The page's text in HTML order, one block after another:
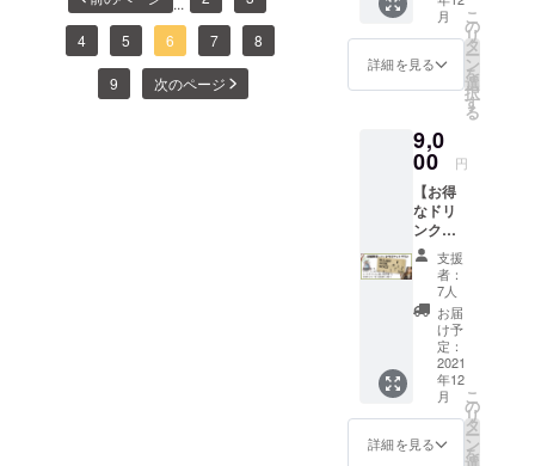
ど。。私も夢があるの
でとても親近感だし、
アウトドア女子なので
4 5 6 7 8
9 次のページ
ただけ
ると嬉
しいで
す！ ※
いたと
きに
メール
を見せ
てもら
えれ
ば、心
ばかり
ですが
サービ
スさせ
ていた
だきま
す。
（商品
価格で
回のた
めにデ
ザイン
したオ
カーを
全種類
と、愛
のこ
もった
お礼の
メール
に加え
て、ア
メリカ
から輸
入した
ヴィン
テージ
のドリ
ンク
コース
ンク
サービ
ス
GARA
MPのプ
プンに
参加で
きる特
別ご招
待プラ
ンで
す。お
ひとり
様まで
同伴可
能で
す！ ご
来店時
には2人
で丁寧
に焙煎
したス
月
詳細を見る
こ
の
リ
タ
ー
ン
を
選
択
す
る
9,0
00 円
【お得
なドリ
ンクチ
ケット
プラ
ン】 ★
ドリン
クチ
ケット
10000
円分を
来店時
にお渡
ししま
す。
支援
者：
7人
お届
け予
定：
2021
年12
月
詳細を見る
こ
の
リ
タ
ー
ン
を